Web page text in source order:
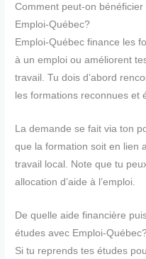
Comment peut-on
Emploi-Québec?
Emploi-Québec finance les
à un emploi ou améliorent
travail. Tu dois d’abord
les formations reconnues et
La demande se fait via ton
que la formation soit en lien
travail local. Note que tu
allocation d’aide à l’emploi.
De quelle aide financière
études avec Emploi-
Si tu reprends tes études